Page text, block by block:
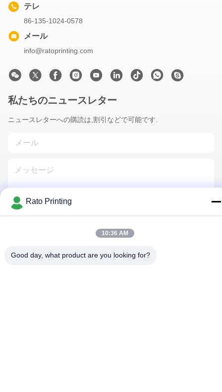
テレ
86-135-1024-0578
メール
info@ratoprinting.com
私たちのニュースレター
ニュースレターへの購読は,割引などで可能です.
Rato Printing
10:36 AM
Good day, what product are you looking for?